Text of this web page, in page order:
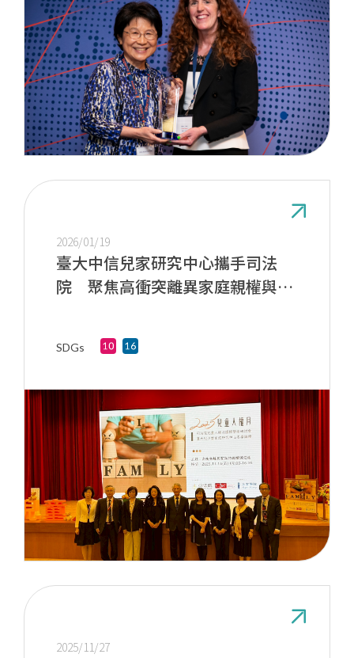
2026/01/19
臺大中信兒家研究中心攜手司法
院 聚焦高衝突離異家庭親權與兒
SDGs
2025/11/27